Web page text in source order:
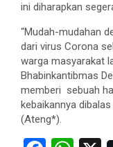
ini diharapkan
“Mudah-mudahan
dari virus Corona
warga masyarakat
Bhabinkantibmas
memberi sebuah
kebaikannya
(Ateng*).